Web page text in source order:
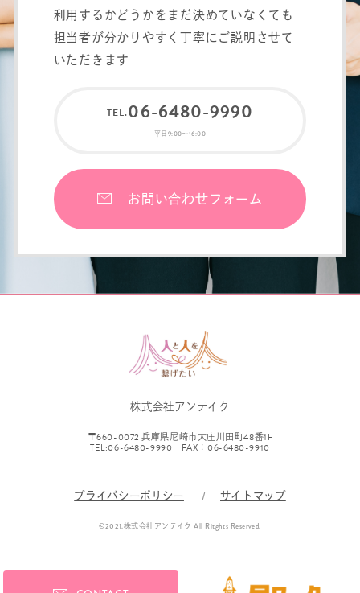
ス、電話番号等の個人情報をご登録い
ただく場合がございますが、これらの
個人情報はご提供いただく際の目的以
お客さまからお預かりした個人情報
やご質問に対する回答として、電子メ
ールや資料のご送付に利用いたしま
す。
個人情報の第三者への開示・提
供の禁止
当社は、お客さまよりお預かりした個
人情報を適切に管理し、次のいずれか
に該当する場合を除き、個人情報を第
・お客さまの同意がある場合
に対して開示する場合
利⽤するかどうかをまだ決めていなくても
担当者が分かりやすく丁寧にご説明させて
いただきます
06-6480-9990
平日9:00〜16:00
お問い合わせフォーム
株式会社アンテイク
〒660-0072 兵庫県尼崎市大庄川田町48番1F
TEL:06-6480-9990 FAX：06-6480-9910
プライバシーポリシー サイトマップ
©2021.株式会社アンテイク All Ritghts Reserved.